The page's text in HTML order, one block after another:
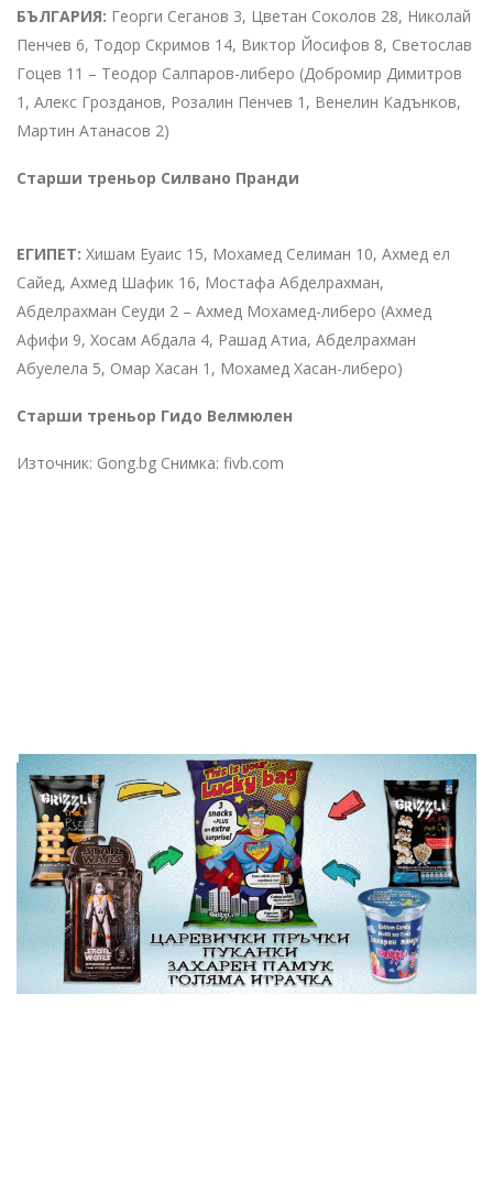
БЪЛГАРИЯ: Георги Сеганов 3, Цветан Соколов 28, Николай
Пенчев 6, Тодор Скримов 14, Виктор Йосифов 8, Светослав
Гоцев 11 – Теодор Салпаров-либеро (Добромир Димитров
1, Алекс Грозданов, Розалин Пенчев 1, Венелин Кадънков,
Мартин Атанасов 2)
Старши треньор Силвано Пранди
ЕГИПЕТ: Хишам Еуаис 15, Мохамед Селиман 10, Ахмед ел
Сайед, Ахмед Шафик 16, Мостафа Абделрахман,
Абделрахман Сеуди 2 – Ахмед Мохамед-либеро (Ахмед
Афифи 9, Хосам Абдала 4, Рашад Атиа, Абделрахман
Абуелела 5, Омар Хасан 1, Мохамед Хасан-либеро)
Старши треньор Гидо Велмюлен
Източник: Gong.bg Снимка: fivb.com